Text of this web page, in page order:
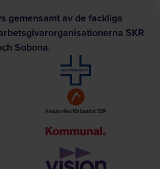
gemensamt av de fackliga
SKR
Sobona.